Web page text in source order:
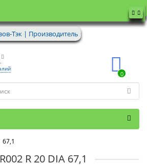
0
67,1
R 20 DIA 67,1